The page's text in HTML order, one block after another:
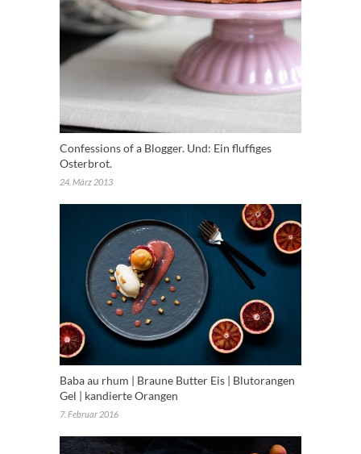
Confessions of a Blogger. Und: Ein fluffiges
Osterbrot.
24. März 2013
Baba au rhum | Braune Butter Eis | Blutorangen
Gel | kandierte Orangen
7. Februar 2016